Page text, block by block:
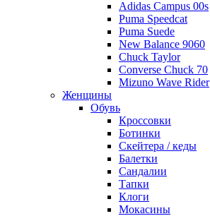
Adidas Campus 00s
Puma Speedcat
Puma Suede
New Balance 9060
Chuck Taylor
Converse Chuck 70
Mizuno Wave Rider
Женщины
Обувь
Кроссовки
Ботинки
Скейтера / кеды
Балетки
Сандалии
Тапки
Клоги
Мокасины